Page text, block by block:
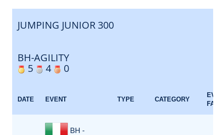
JUMPING JUNIOR 300
BH-AGILITY
5
4 0
DATE EVENT TYPE CATEGORY
BH -